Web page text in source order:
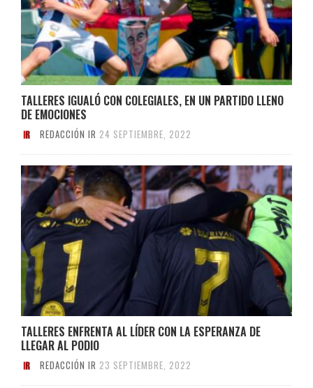
TALLERES IGUALÓ CON COLEGIALES, EN UN PARTIDO LLENO
DE EMOCIONES
REDACCIÓN IR 24 SEPTIEMBRE, 2022
TALLERES ENFRENTA AL LÍDER CON LA ESPERANZA DE
LLEGAR AL PODIO
REDACCIÓN IR 23 SEPTIEMBRE, 2022